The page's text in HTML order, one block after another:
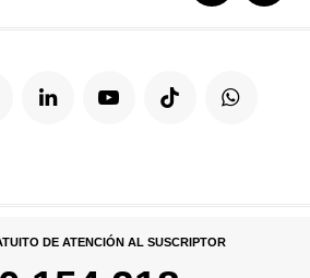
DE ATENCIÓN AL SUSCRIPTOR